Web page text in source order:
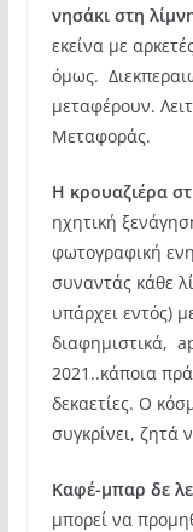
νησάκι στη
εκείνα με
όμως.
μεταφέρουν.
Μεταφοράς.
Η κρουαζιέρα
ηχητική
φωτογραφική
συναντάς κάθε
υπάρχει εντός)
διαφημιστικά,
2021..κάποια
δεκαετίες. Ο
συγκρίνει, ζητά
Καφέ-μπαρ δε
μπορεί να